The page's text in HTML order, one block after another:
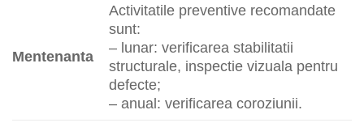
Mentenanta
Activitatile preventive recomandate
sunt:
– lunar: verificarea stabilitatii
structurale, inspectie vizuala pentru
defecte;
– anual: verificarea coroziunii.